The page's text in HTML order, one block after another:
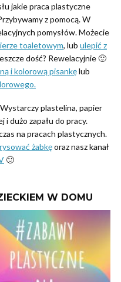
jakie praca plastyczne
z pomocą. W
pomysłów. Możecie
toaletowym, lub ulepić z
dość? Rewelacyjnie 🙂
i kolorową pisankęlub
plastelina, papier
i dużo zapału do pracy.
na pracach plastycznych.
żabkęoraz nasz kanał
🙂
W DOMU